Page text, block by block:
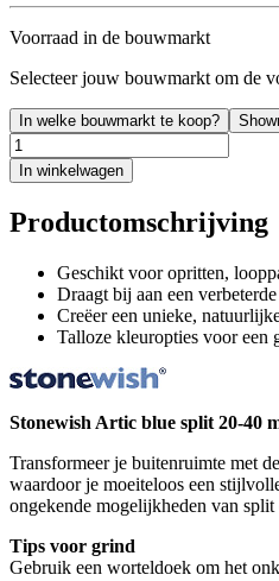
Voorraad in de bouwmarkt
Selecteer jouw bouwmarkt om de
In welke bouwmarkt te koop?
In winkelwagen
Productomschrijving
Geschikt voor opritten,
Draagt bij aan een
Creëer een unieke,
Talloze kleuropties voor een
Stonewish Artic blue split 20-40
Transformeer je buitenruimte met
waardoor je moeiteloos een
ongekende mogelijkheden van
Tips voor grind
Gebruik een worteldoek om het